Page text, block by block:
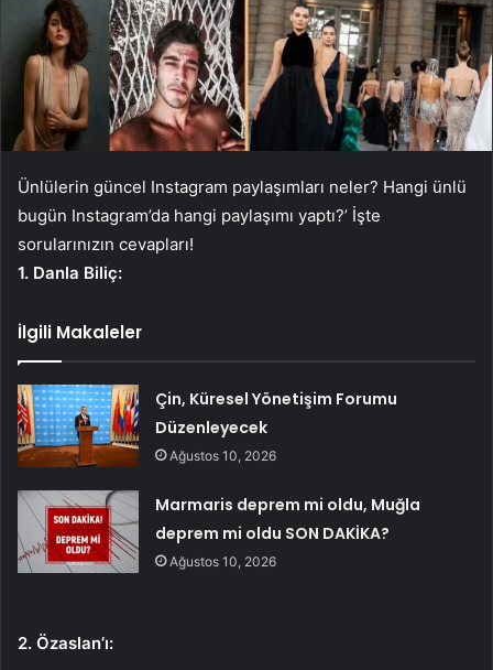
Ünlülerin güncel Instagram paylaşımları neler? Hangi ünlü
bugün Instagram’da hangi paylaşımı yaptı?’ İşte
sorularınızın cevapları!
1. Danla Biliç:
İlgili Makaleler
Çin, Küresel Yönetişim Forumu
Düzenleyecek
Ağustos 10, 2026
Marmaris deprem mi oldu, Muğla
deprem mi oldu SON DAKİKA?
Ağustos 10, 2026
2. Özaslan’ı: